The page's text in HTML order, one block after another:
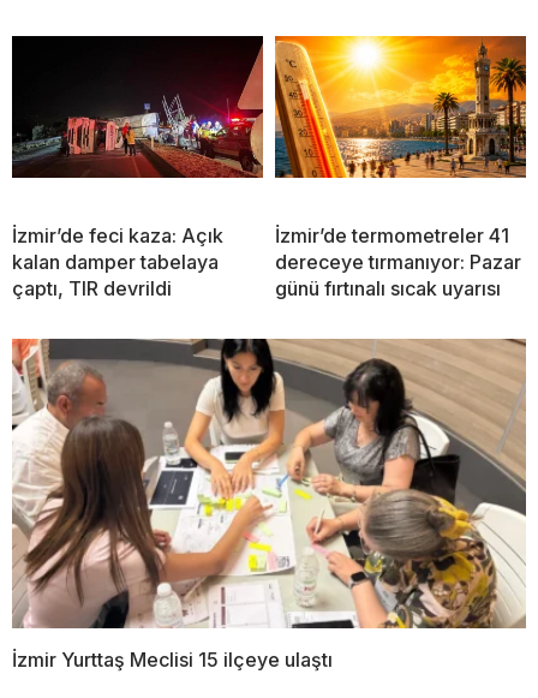
İzmir’de feci kaza: Açık
kalan damper tabelaya
çaptı, TIR devrildi
İzmir’de termometreler 41
dereceye tırmanıyor: Pazar
günü fırtınalı sıcak uyarısı
İzmir Yurttaş Meclisi 15 ilçeye ulaştı